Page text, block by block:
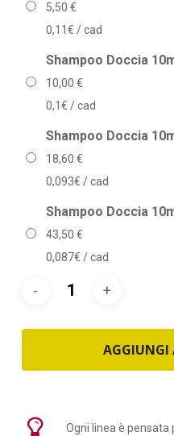
5,50 €
0,11€ / cad
Shampoo Doccia
10,00 €
0,1€ / cad
Shampoo Doccia
18,60 €
0,093€ / cad
Shampoo Doccia
43,50 €
0,087€ / cad
AGGIUNGI
Ogni linea è